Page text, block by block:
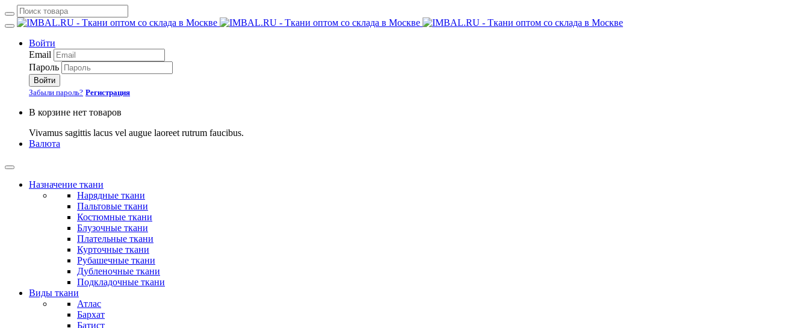
Войти
Email
Пароль
Войти
Забыли пароль? Регистрация
В корзине нет товаров
Vivamus sagittis lacus vel augue laoreet rutrum faucibus.
Валюта
Назначение ткани
Нарядные ткани
Пальтовые ткани
Костюмные ткани
Блузочные ткани
Плательные ткани
Курточные ткани
Рубашечные ткани
Дубленочные ткани
Подкладочные ткани
Виды ткани
Атлас
Бархат
Батист